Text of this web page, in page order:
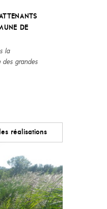
DE
la
des grandes
réalisations